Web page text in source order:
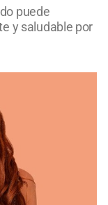
puede
y saludable por